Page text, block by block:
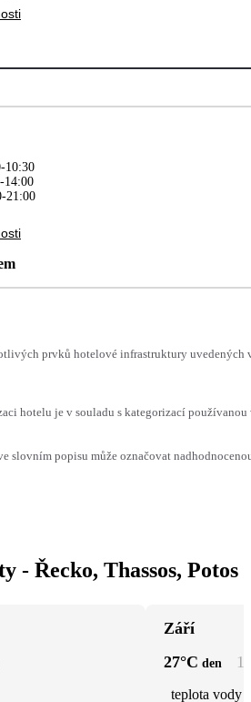
10:30
14:00
21:00
prvků hotelové infrastruktury uvedených
hotelu je v souladu s kategorizací
slovním popisu může označovat
- Řecko, Thassos, Potos
Září
27°C den
teplota vody